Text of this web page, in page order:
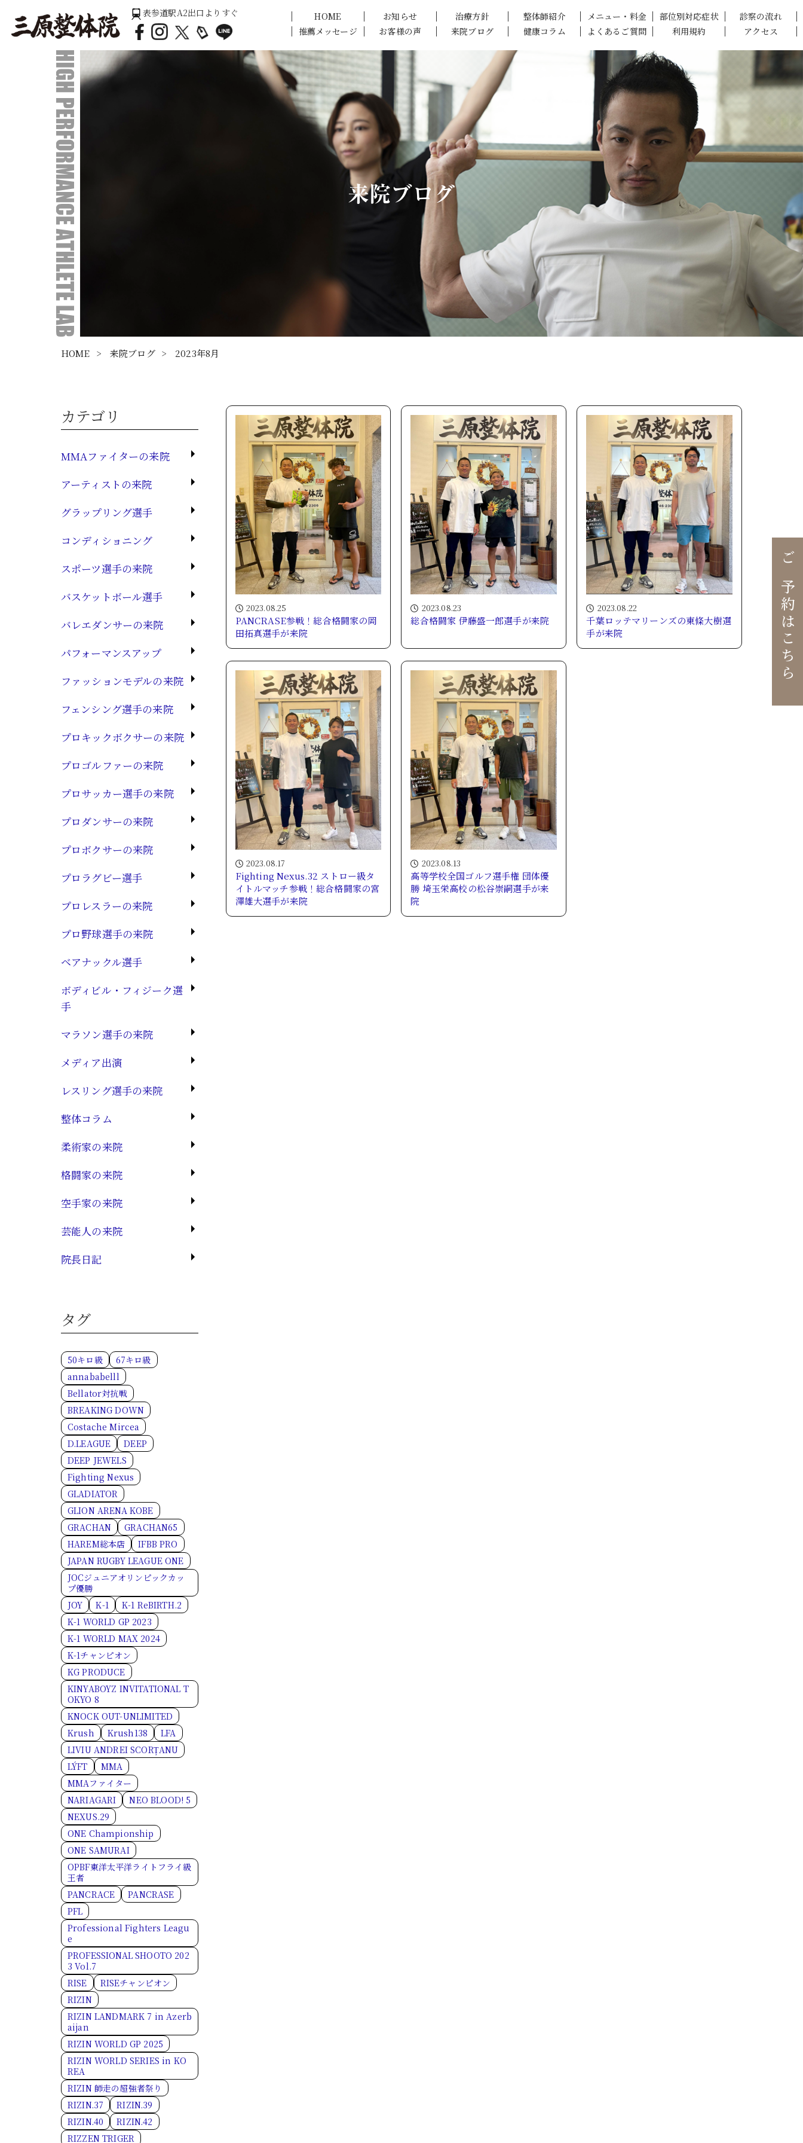
表参道駅A2出口よりすぐ HOME お知らせ 治療方針 整体師紹介 メニュー・料金 部位別対応症状
診察の流れ
推薦メッセージ
お客様の声 来院ブログ 健康コラム よくあるご質問 利用規約 アクセス
ご予約はこちら
来院ブログ
HOME > 来院ブログ > 2023年8月
2023.08.25
PANCRASE参戦！総合格闘家の岡
田拓真選手が来院
2023.08.23
総合格闘家 伊藤盛一郎選手が来院
2023.08.22
千葉ロッテマリーンズの東條大樹選
手が来院
2023.08.17
Fighting Nexus.32 ストロー級タ
イトルマッチ参戦！総合格闘家の宮
澤雄大選手が来院
2023.08.13
高等学校全国ゴルフ選手権 団体優
勝 埼玉栄高校の松谷崇嗣選手が来
院
カテゴリ
MMAファイターの来院
アーティストの来院
グラップリング選手
コンディショニング
スポーツ選手の来院
バスケットボール選手
バレエダンサーの来院
パフォーマンスアップ
ファッションモデルの来院
フェンシング選手の来院
プロキックボクサーの来院
プロゴルファーの来院
プロサッカー選手の来院
プロダンサーの来院
プロボクサーの来院
プロラグビー選手
プロレスラーの来院
プロ野球選手の来院
ベアナックル選手
ボディビル・フィジーク選
手
マラソン選手の来院
メディア出演
レスリング選手の来院
整体コラム
柔術家の来院
格闘家の来院
空手家の来院
芸能人の来院
院長日記
タグ
50キロ級
67キロ級
annababelll
Bellator対抗戦
BREAKING DOWN
Costache Mircea
D.LEAGUE
DEEP
DEEP JEWELS
Fighting Nexus
GLADIATOR
GLION ARENA KOBE
GRACHAN
GRACHAN65
HAREM総本店
IFBB PRO
JAPAN RUGBY LEAGUE ONE
JOCジュニアオリンピックカッ
プ優勝
JOY
K-1
K-1 ReBIRTH.2
K-1 WORLD GP 2023
K-1 WORLD MAX 2024
K-1チャンピオン
KG PRODUCE
KINYABOYZ INVITATIONAL T
OKYO 8
KNOCK OUT-UNLIMITED
Krush
Krush138
LFA
LIVIU ANDREI SCORȚANU
LÝFT
MMA
MMAファイター
NARIAGARI
NEO BLOOD! 5
NEXUS.29
ONE Championship
ONE SAMURAI
OPBF東洋太平洋ライトフライ級
王者
PANCRACE
PANCRASE
PFL
Professional Fighters Leagu
e
PROFESSIONAL SHOOTO 202
3 Vol.7
RISE
RISEチャンピオン
RIZIN
RIZIN LANDMARK 7 in Azerb
aijan
RIZIN WORLD GP 2025
RIZIN WORLD SERIES in KO
REA
RIZIN 師走の超強者祭り
RIZIN.37
RIZIN.39
RIZIN.40
RIZIN.42
RIZZEN TRIGER